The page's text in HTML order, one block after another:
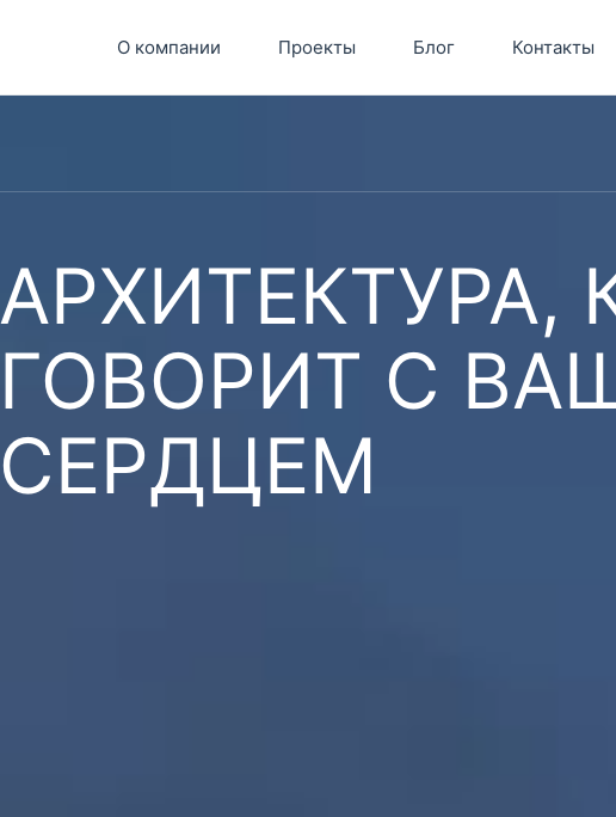
О компании Проекты Блог Контакты
АРХИТЕКТУРА,
ГОВОРИТ С
СЕРДЦЕМ